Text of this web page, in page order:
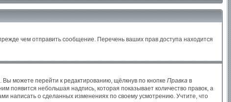
чем отправить сообщение. Перечень ваших прав доступа находится
можете перейти к редактированию, щёлкнув по кнопке Правка в
появится небольшая надпись, которая показывает количество правок, а
написать о сделанных изменениях по своему усмотрению. Учтите, что